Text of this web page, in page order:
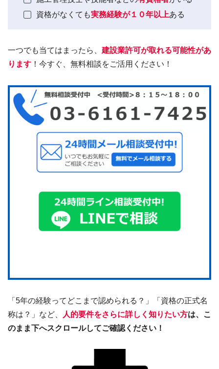
資格がなくても実務経験が１０年以上ある
一つでも当てはまったら、 建設業許可が取れる可能性があ
ります ！今すぐ、無料相談をご活用ください！
「5年の経験ってどこまで認められる？」「資格の正式名
称は？」など、
人的要件をさらに詳しく知りたい方は、こ
のまま下へスクロールしてご確認ください！